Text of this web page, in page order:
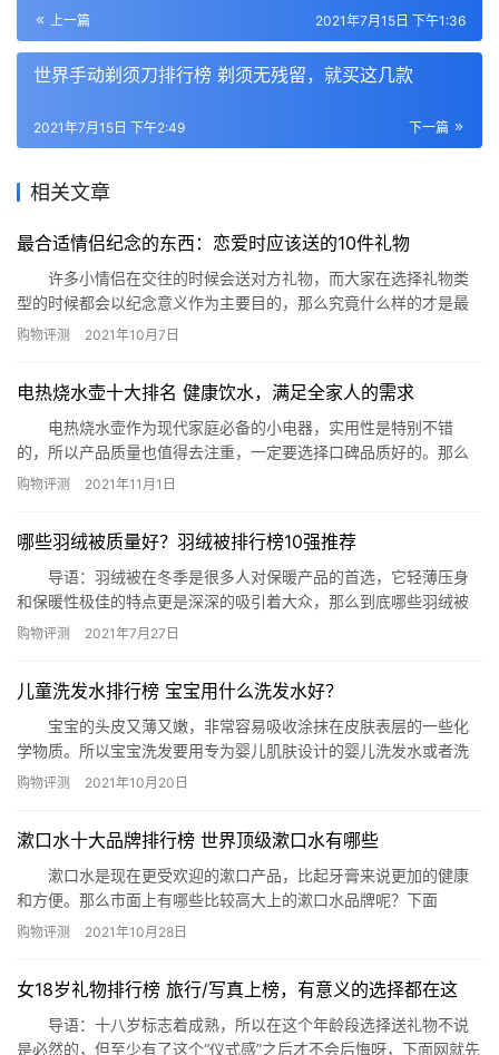
上一篇 2021年7月15日 下午1:36
世界手动剃须刀排行榜 剃须无残留，就买这几款
下一篇
2021年7月15日 下午2:49
相关文章
最合适情侣纪念的东西：恋爱时应该送的10件礼物
许多小情侣在交往的时候会送对方礼物，而大家在选择礼物类
型的时候都会以纪念意义作为主要目的，那么究竟什么样的才是最
具纪念价值的呢?今天就由小编来为大家列出最合适情侣纪念的东
指作为礼物，而且它的纪念意义也很大，在日后想起来也能回忆起
之前的甜…
购物评测 2021年10月7日
电热烧水壶十大排名 健康饮水，满足全家人的需求
电热烧水壶作为现代家庭必备的小电器，实用性是特别不错
的，所以产品质量也值得去注重，一定要选择口碑品质好的。那么
今天小编就来为大家列出电热烧水壶十大排名，告诉您好用的电热
4、容声电全自动恒温电热烧水壶 5、松下PHU3…
购物评测 2021年11月1日
哪些羽绒被质量好？羽绒被排行榜10强推荐
导语：羽绒被在冬季是很多人对保暖产品的首选，它轻薄压身
和保暖性极佳的特点更是深深的吸引着大众，那么到底哪些羽绒被
是比较好的呢?又有哪些是最受大众认可的呢?今天网就整理了羽绒
3、罗莱 全棉暖柔羽绒被 4、康尔馨白鹅绒羽…
购物评测 2021年7月27日
儿童洗发水排行榜 宝宝用什么洗发水好？
宝宝的头皮又薄又嫩，非常容易吸收涂抹在皮肤表层的一些化
学物质。所以宝宝洗发要用专为婴儿肌肤设计的婴儿洗发水或者洗
发沐浴露，比起普通洗发水，更加温和无刺激，呵护宝宝娇嫩肌
儿童洗发水有所帮助。 儿童洗发水排行榜 宝宝用什么洗发水好？ 强
生婴儿…
购物评测 2021年10月20日
漱口水十大品牌排行榜 世界顶级漱口水有哪些
漱口水是现在更受欢迎的漱口产品，比起牙膏来说更加的健康
和方便。那么市面上有哪些比较高大上的漱口水品牌呢？下面
(phb123.com)就为你推荐漱口水十大品牌排行榜，看看世界顶级漱
B(OralB)、李施德林漱口水、晶神漱口水、狮王(…
购物评测 2021年10月28日
女18岁礼物排行榜 旅行/写真上榜，有意义的选择都在这
导语：十八岁标志着成熟，所以在这个年龄段选择送礼物不说
是必然的，但至少有了这个“仪式感”之后才不会后悔呀，下面网就先